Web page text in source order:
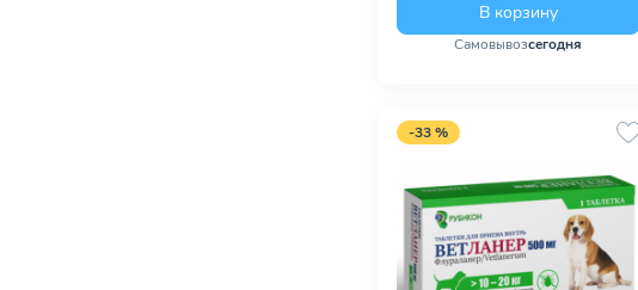
В корзину
Самовывозсегодня
-33 %